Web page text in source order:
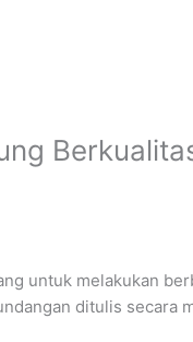
untuk melakukan
ditulis secara